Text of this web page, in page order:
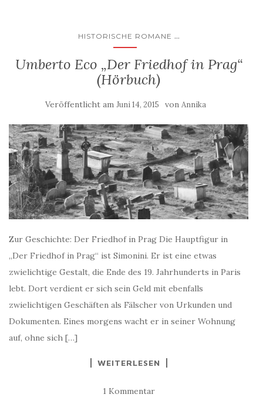
HISTORISCHE ROMANE ...
Umberto Eco „Der Friedhof in Prag“
(Hörbuch)
Veröffentlicht am Juni 14, 2015 von Annika
Zur Geschichte: Der Friedhof in Prag Die Hauptfigur in
„Der Friedhof in Prag“ ist Simonini. Er ist eine etwas
zwielichtige Gestalt, die Ende des 19. Jahrhunderts in Paris
lebt. Dort verdient er sich sein Geld mit ebenfalls
zwielichtigen Geschäften als Fälscher von Urkunden und
Dokumenten. Eines morgens wacht er in seiner Wohnung
auf, ohne sich […]
WEITERLESEN
1 Kommentar